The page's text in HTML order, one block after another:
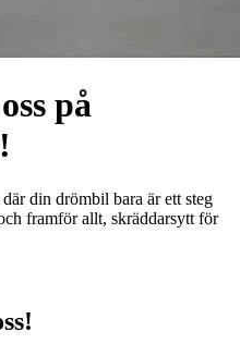
på
din drömbil bara är ett steg
framför allt, skräddarsytt för